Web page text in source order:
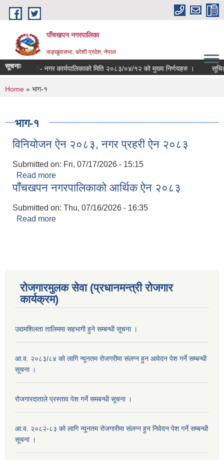
Skip to main content
पाँचखपन नगरपालिका
सङ्खु‍वासभा, कोशी प्रदेश, नेपाल
सूचनाः
प्रेश नोट - नगर कार्यपालिकाको मिति २०८३/०४/१२ को मुख्य निर्णयहरु । सूचिकृत
You are here
Home » भाग-१
भाग-१
विनियोजन ऐन २०८३, नगर प्रहरी ऐन २०८३
Submitted on: Fri, 07/17/2026 - 15:15
Read more
पाँचखपन नगरपालिकाको आर्थिक ऐन २०८३
Submitted on: Thu, 07/16/2026 - 16:35
Read more
रोजगारमुलक सेवा (प्रधानमन्त्री रोजगार
कार्यक्रम)
उद्यमशिलता तालिममा सहभागी हुने सम्बन्धी सूचना ।
आ.व. २०८३/८४ को लागि न्यूनतम रोजगरीमा संलग्न हुन आवेदन पेश गर्ने सम्बन्धी
सूचना ।
रोजगारदाताले प्रस्ताव पेश गर्ने समबन्धी सूचना ।
आ.व. २०८२-८३ को लागि न्यूनतम रोजगारीमा संलग्न हुन निवेदन पेश गर्ने सम्बन्धी
सूचना ।